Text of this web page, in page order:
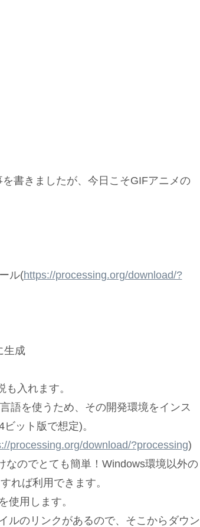
書きましたが、今日こそGIFアニメの
ル(https://processing.org/download/?
成
入れます。
語を使うため、その開発環境をインス
ット版で想定)。
processing.org/download/?processing)
なのでとても簡単！Windows環境以外の
れば利用できます。
使用します。
ルのリンクがあるので、そこからダウン